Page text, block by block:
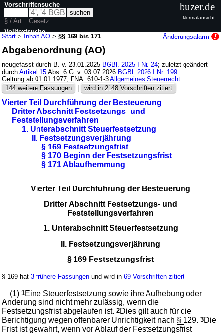
Start > Inhalt AO >§§ 169 bis 171 Änderungsalarm
Abgabenordnung (AO)
neugefasst durch B. v. 23.01.2025 BGBl. 2025 I Nr. 24; zuletzt geändert
durchArtikel 15 Abs. 6 G. v. 03.07.2026 BGBl. 2026 I Nr. 199
Geltung ab 01.01.1977; FNA: 610-1-3Allgemeines Steuerrecht
144 weitere Fassungen
| wird in 2148 Vorschriften zitiert
Vierter Teil Durchführung der Besteuerung
Dritter Abschnitt Festsetzungs- und
Feststellungsverfahren
1. Unterabschnitt Steuerfestsetzung
II. Festsetzungsverjährung
§ 169 Festsetzungsfrist
§ 170 Beginn der Festsetzungsfrist
§ 171 Ablaufhemmung
Vierter Teil Durchführung der Besteuerung
Dritter Abschnitt Festsetzungs- und
Feststellungsverfahren
1. Unterabschnitt Steuerfestsetzung
II. Festsetzungsverjährung
§ 169 Festsetzungsfrist
§ 169 hat3 frühere Fassungen und wird in69 Vorschriften zitiert
(1)1Eine Steuerfestsetzung sowie ihre Aufhebung oder
Änderung sind nicht mehr zulässig, wenn die
Festsetzungsfrist abgelaufen ist.2Dies gilt auch für die
Berichtigung wegen offenbarer Unrichtigkeit nach § 129.3Die
Frist ist gewahrt, wenn vor Ablauf der Festsetzungsfrist
Vorschriftensuche
§ / Art.
Gesetz
Volltextsuche
nur in AO
buzer.de
Normalansicht